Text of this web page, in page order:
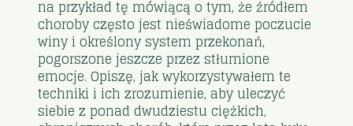
na przykład tę mówiącą o tym, że źródłem
choroby często jest nieświadome poczucie
winy i określony system przekonań,
pogorszone jeszcze przez stłumione
emocje. Opiszę, jak wykorzystywałem te
techniki i ich zrozumienie, aby uleczyć
siebie z ponad dwudziestu ciężkich,